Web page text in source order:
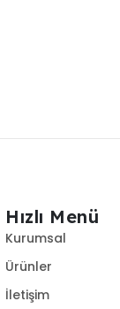
Hızlı Menü
Kurumsal
Ürünler
İletişim